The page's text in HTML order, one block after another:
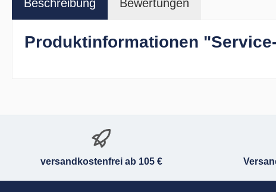
Beschreibung Bewertungen
Produktinformationen
versandkostenfrei ab 105 €